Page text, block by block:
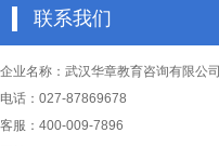
联系我们
企业名称：武汉华章教育咨询有限公司
电话：027-87869678
客服：400-009-7896